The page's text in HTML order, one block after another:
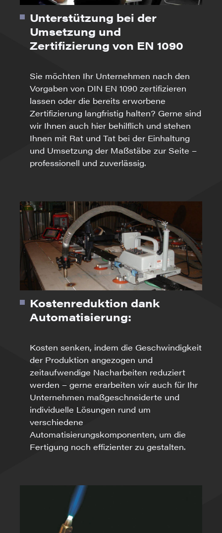
Unterstützung bei der
Umsetzung und
Zertifizierung von EN 1090
Sie möchten Ihr Unternehmen nach den
Vorgaben von DIN EN 1090 zertifizieren
lassen oder die bereits erworbene
Zertifizierung langfristig halten? Gerne sind
wir Ihnen auch hier behilflich und stehen
Ihnen mit Rat und Tat bei der Einhaltung
und Umsetzung der Maßstäbe zur Seite –
professionell und zuverlässig.
Kostenreduktion dank
Automatisierung:
Kosten senken, indem die Geschwindigkeit
der Produktion angezogen und
zeitaufwendige Nacharbeiten reduziert
werden – gerne erarbeiten wir auch für Ihr
Unternehmen maßgeschneiderte und
individuelle Lösungen rund um
verschiedene
Automatisierungskomponenten, um die
Fertigung noch effizienter zu gestalten.